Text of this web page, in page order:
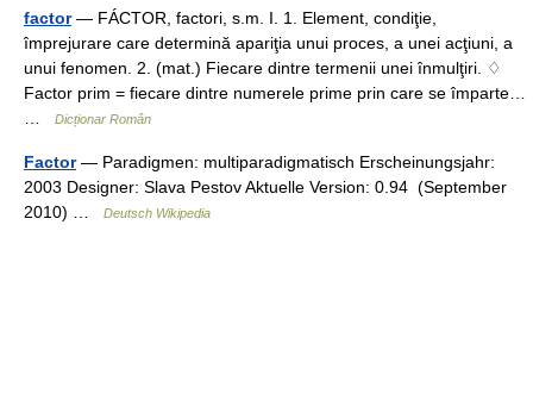
factor— FÁCTOR, factori, s.m. I. 1. Element, condiţie,
împrejurare care determină apariţia unui proces, a unei acţiuni, a
unui fenomen. 2. (mat.) Fiecare dintre termenii unei înmulţiri. ♢
Factor prim = fiecare dintre numerele prime prin care se împarte…
Dicționar Român
Factor— Paradigmen: multiparadigmatisch Erscheinungsjahr:
2003 Designer: Slava Pestov Aktuelle Version: 0.94 (September
2010) …
Deutsch Wikipedia